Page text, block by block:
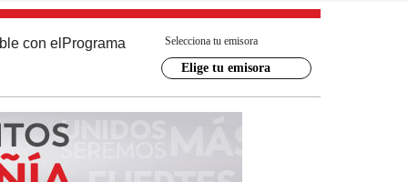
con el Programa Selecciona tu emisora
Elige tu emisora